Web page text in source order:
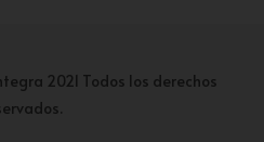
2021 Todos los derechos